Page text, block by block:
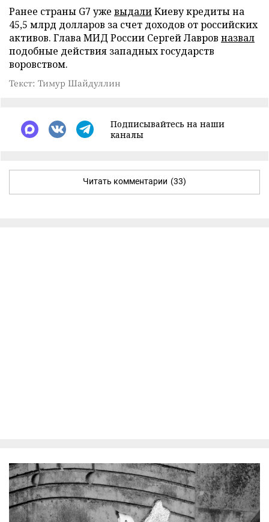
Ранее страны G7 уже выдалиКиеву кредиты на
45,5 млрд долларов за счет доходов от российских
активов. Глава МИД России Сергей Лавров назвал
подобные действия западных государств
воровством.
Текст: Тимур Шайдуллин
Подписывайтесь на наши
каналы
Читать комментарии (33)